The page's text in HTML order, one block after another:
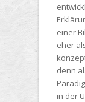
einer
eher
denn
in der